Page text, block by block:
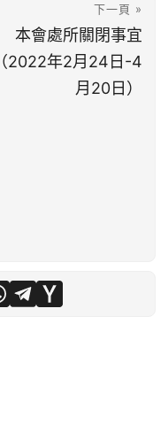
下一頁 »
本會處所關閉事宜
（2022年2月24日-4
月20日）